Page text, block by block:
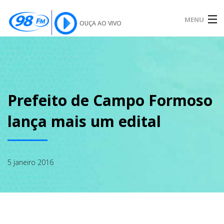
OUÇA AO VIVO MENU
SOBRE
NOTÍCIAS
PODCAST
Prefeito de Campo Formoso
lança mais um edital
5 janeiro 2016